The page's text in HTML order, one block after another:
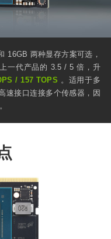
16GB 两种显存方案可选，
一代产品的 3.5 / 5 倍，升
/ 157 TOPS 。适用于多
速接口连接多个传感器，因